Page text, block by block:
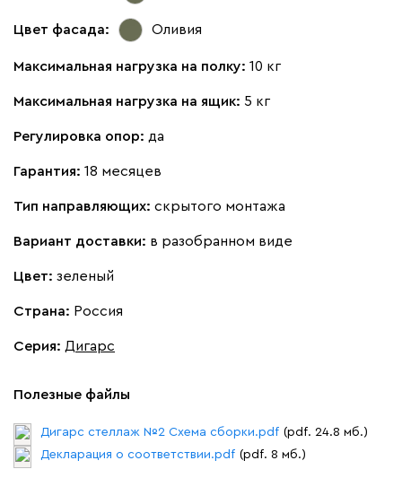
Цвет фасада: Оливия
Максимальная нагрузка на полку: 10 кг
Максимальная нагрузка на ящик: 5 кг
Регулировка опор: да
Гарантия: 18 месяцев
Тип направляющих: скрытого монтажа
Вариант доставки: в разобранном виде
Цвет: зеленый
Страна: Россия
Серия: Дигарс
Полезные файлы
Дигарс стеллаж №2 Схема сборки.pdf (pdf. 24.8 мб.)
Декларация о соответствии.pdf (pdf. 8 мб.)